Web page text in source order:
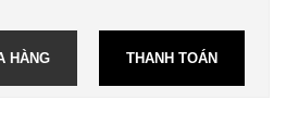
THANH TOÁN
HÀNG